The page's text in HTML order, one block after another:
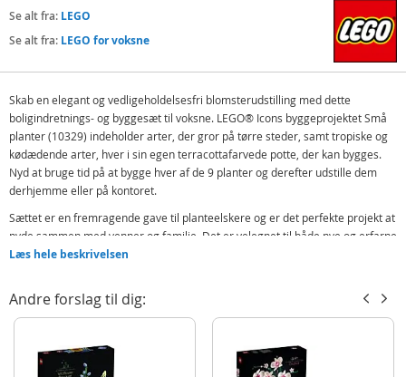
Se alt fra: LEGO
Se alt fra: LEGO for voksne
Skab en elegant og vedligeholdelsesfri blomsterudstilling med dette
boligindretnings- og byggesæt til voksne. LEGO® Icons byggeprojektet Små
planter (10329) indeholder arter, der gror på tørre steder, samt tropiske og
kødædende arter, hver i sin egen terracottafarvede potte, der kan bygges.
Nyd at bruge tid på at bygge hver af de 9 planter og derefter udstille dem
derhjemme eller på kontoret.
Sættet er en fremragende gave til planteelskere og er det perfekte projekt at
nyde sammen med venner og familie. Det er velegnet til både nye og erfarne
byggere og indeholder forskellige modeller med nem, mellem og avanceret
Udforsk en verden af afslapning med byggemodeller fra den botaniske LEGO
designet specielt til voksne.
Læs hele beskrivelsen
Andre forslag til dig: